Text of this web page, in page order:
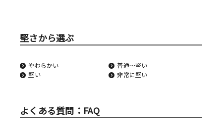
堅さから選ぶ
やわらかい
普通〜堅い
堅い
非常に堅い
よくある質問：FAQ